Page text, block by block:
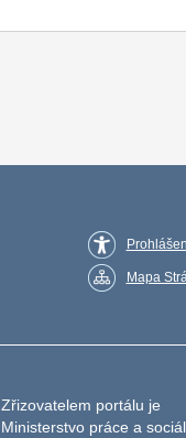
Mapa
Zřizovatelem portálu je
Ministerstvo práce a